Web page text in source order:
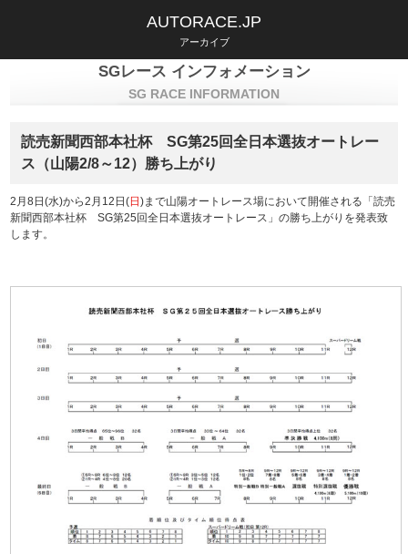
AUTORACE.JP
アーカイブ
SGレース インフォメーション
SG RACE INFORMATION
読売新聞西部本社杯 SG第25回全日本選抜オートレー
ス（山陽2/8～12）勝ち上がり
2月8日(水)から2月12日(日)まで山陽オートレース場において開催される「読売
新聞西部本社杯 SG第25回全日本選抜オートレース」の勝ち上がりを発表致
します。